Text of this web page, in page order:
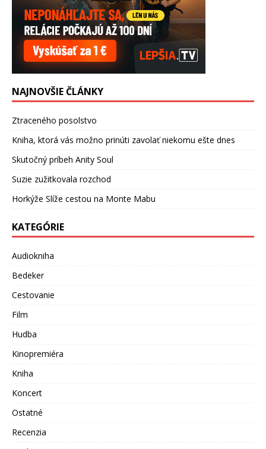
NAJNOVŠIE ČLÁNKY
Ztraceného posolstvo
Kniha, ktorá vás možno prinúti zavolať niekomu ešte dnes
Skutočný príbeh Anity Soul
Suzie zužitkovala rozchod
Horkýže Slíže cestou na Monte Mabu
KATEGÓRIE
Audiokniha
Bedeker
Cestovanie
Film
Hudba
Kinopremiéra
Kniha
Koncert
Ostatné
Recenzia